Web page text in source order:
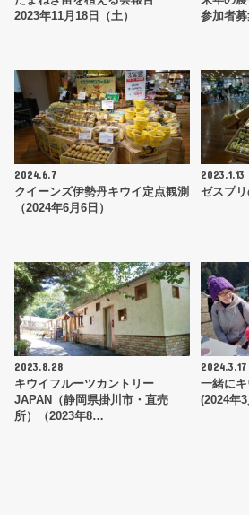
2023年11月18日（土）
参加者
2024.6.7
クイーンズ伊勢丹キウイ定点観測
（2024年6月6日）
2023.1.13
ゼスプ
2023.8.28
キウイフルーツカントリー
JAPAN（静岡県掛川市・直売
所）（2023年8…
2024.3.17
一緒に
(2024年3